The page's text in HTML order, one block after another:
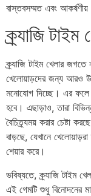
বাস্তবসম্মত এবং
ক্র্যাজি
ক্র্যাজি টাইম খেলার
খেলোয়াড়দের জন্য আরও
মনোযোগ দিচ্ছে। এর ফলে
হবে। এছাড়াও, তারা
বৈচিত্র্যময় করার চেষ্টা
বাড়ছে, যেখানে
শেয়ার করে।
ভবিষ্যতে, ক্র্যাজি টাইম
এই গেমটি শুধু বিনোদনের